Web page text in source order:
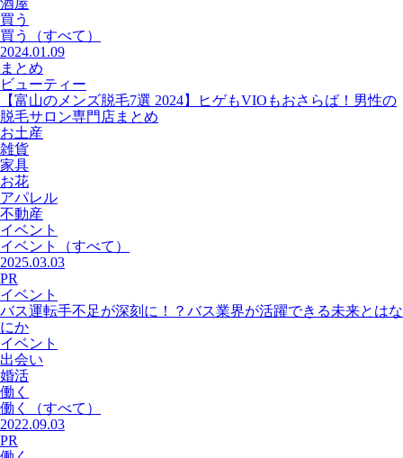
酒屋
買う
買う
（すべて）
2024.01.09
まとめ
ビューティー
【富山のメンズ脱毛7選 2024】ヒゲもVIOもおさらば！男性の
脱毛サロン専門店まとめ
お土産
雑貨
家具
お花
アパレル
不動産
イベント
イベント
（すべて）
2025.03.03
PR
イベント
バス運転手不足が深刻に！？バス業界が活躍できる未来とはな
にか
イベント
出会い
婚活
働く
働く
（すべて）
2022.09.03
PR